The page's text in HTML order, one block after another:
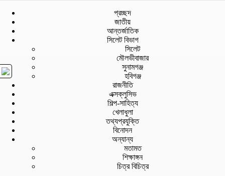
প্রচ্ছদ
জাতীয়
আন্তর্জাতিক
সিলেট বিভাগ
সিলেট
মৌলভীবাজার
সুনামগঞ্জ
হবিগঞ্জ
রাজনীতি
এক্সক্লুসিভ
শিল্প-সাহিত্য
খেলাধুলা
তথ্যপ্রযুক্তি
বিনোদন
অন্যান্য
মতামত
শিক্ষাঙ্গন
চিত্র বিচিত্র